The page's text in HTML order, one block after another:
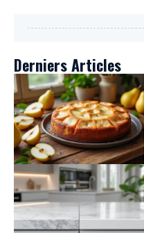
Derniers Articles